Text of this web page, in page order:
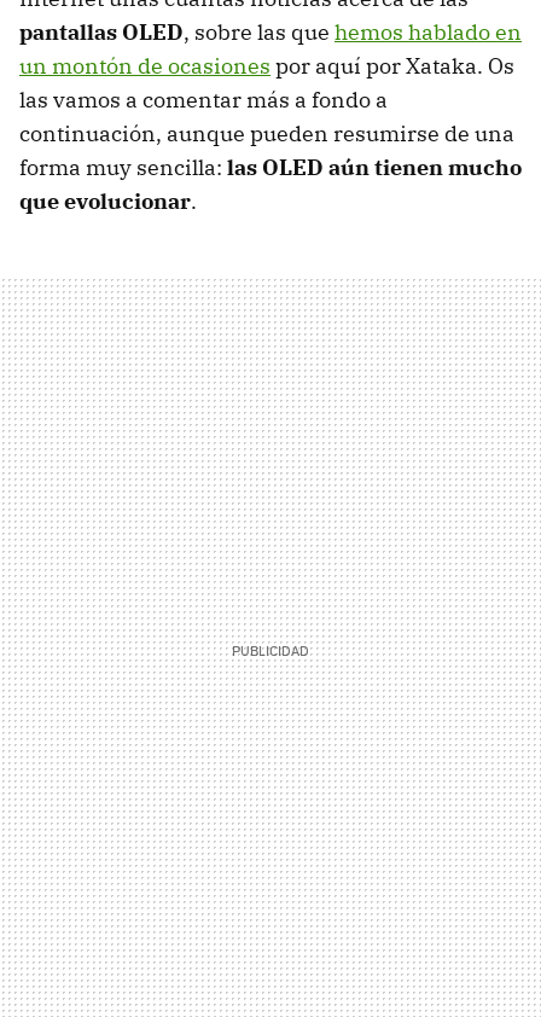
pantallas OLED, sobre las que hemos hablado en
un montón de ocasiones por aquí por Xataka. Os
las vamos a comentar más a fondo a
continuación, aunque pueden resumirse de una
forma muy sencilla: las OLED aún tienen mucho
que evolucionar.